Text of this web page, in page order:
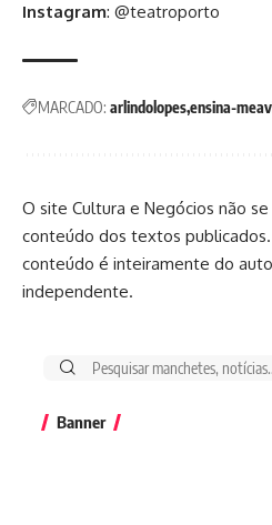
Instagram: @teatroporto
MARCADO: arlindolopesensina-
O site Cultura e Negócios não
conteúdo dos textos
conteúdo é inteiramente do
independente.
Banner